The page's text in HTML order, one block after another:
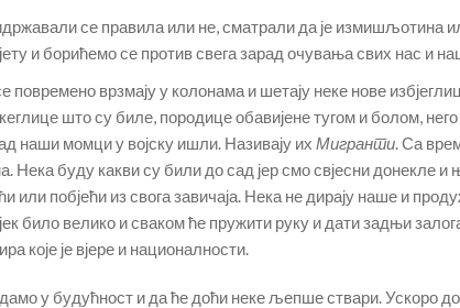
се правила или не, сматрали да је измишљотина
и борићемо се против свега зарад очувања свих нас и
повремено врзмају у колонама и шетају неке нове
што су биле, породице обавијене тугом и болом,
наши момци у војску ишли. Називају их Мигранти. Са
Нека буду какви су били до сад јер смо свјесни донекле
или побјећи из свога завичаја. Нека не дирају наше и
било велико и сваком ће пружити руку и дати задњи
које је вјере и националности.
у будућност и да ће доћи неке љепше ствари. Ускоро